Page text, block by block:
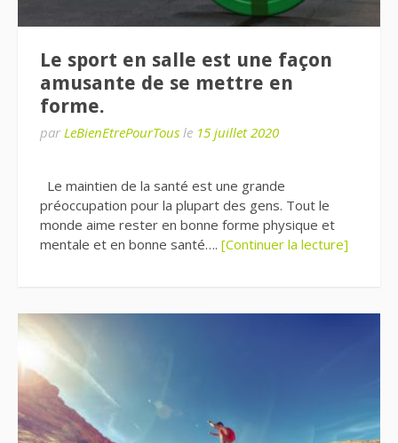
Le sport en salle est une façon
amusante de se mettre en
forme.
par LeBienEtrePourTous le 15 juillet 2020
Le maintien de la santé est une grande
préoccupation pour la plupart des gens. Tout le
monde aime rester en bonne forme physique et
mentale et en bonne santé…. [Continuer la lecture]